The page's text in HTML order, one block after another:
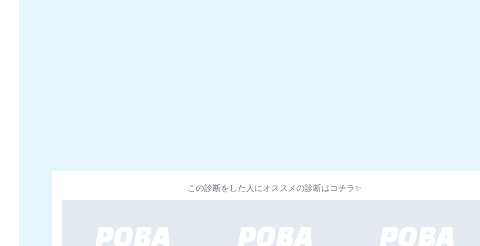
この診断をした人にオススメの診断はコチラ✨